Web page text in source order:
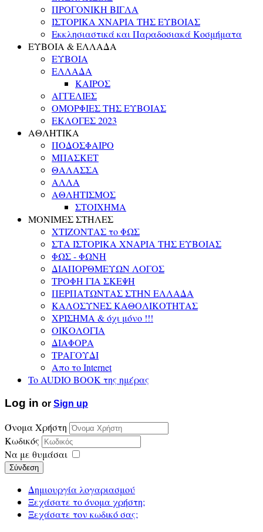
ΠΡΟΓΟΝΙΚΗ ΒΙΓΛΑ
ΙΣΤΟΡΙΚΑ ΧΝΑΡΙΑ ΤΗΣ ΕΥΒΟΙΑΣ
Εκκλησιαστικά και Παραδοσιακά Κοσμήματα
ΕΥΒΟΙΑ & ΕΛΛΑΔΑ
ΕΥΒΟΙΑ
ΕΛΛΑΔΑ
ΚΑΙΡΟΣ
ΑΓΓΕΛΙΕΣ
ΟΜΟΡΦΙΕΣ ΤΗΣ ΕΥΒΟΙΑΣ
ΕΚΛΟΓΕΣ 2023
ΑΘΛΗΤΙΚΑ
ΠΟΔΟΣΦΑΙΡΟ
ΜΠΑΣΚΕΤ
ΘΑΛΑΣΣΑ
ΑΛΛΑ
ΑΘΛΗΤΙΣΜΟΣ
ΣΤΟΙΧΗΜΑ
ΜΟΝΙΜΕΣ ΣΤΗΛΕΣ
ΧΤΙΖΟΝΤΑΣ το ΦΩΣ
ΣΤΑ ΙΣΤΟΡΙΚΑ ΧΝΑΡΙΑ ΤΗΣ ΕΥΒΟΙΑΣ
ΦΩΣ - ΦΩΝΗ
ΔΙΑΠΟΡΘΜΕΥΩΝ ΛΟΓΟΣ
ΤΡΟΦΗ ΓΙΑ ΣΚΕΨΗ
ΠΕΡΠΑΤΩΝΤΑΣ ΣΤΗΝ ΕΛΛΑΔΑ
ΚΑΛΟΣΥΝΕΣ ΚΑΘΟΛΙΚΟΤΗΤΑΣ
ΧΡΙΣΗΜΑ & όχι μόνο !!!
ΟΙΚΟΛΟΓΙΑ
ΔΙΑΦΟΡΑ
ΤΡΑΓΟΥΔΙ
Απο το Internet
To AUDIO BOOK της ημέρας
Log in or Sign up
Όνομα Χρήστη
Κωδικός
Να με θυμάσαι
Σύνδεση
Δημιουργία λογαριασμού
Ξεχάσατε το όνομα χρήστη;
Ξεχάσατε τον κωδικό σας;